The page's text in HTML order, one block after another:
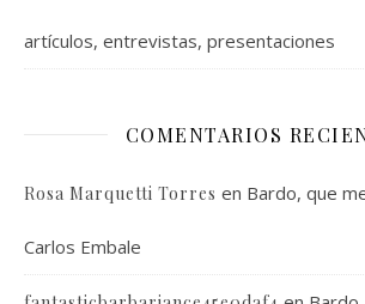
artículos, entrevistas, presentaciones
COMENTARIOS
Rosa Marquetti Torres en Bardo, que
Carlos Embale